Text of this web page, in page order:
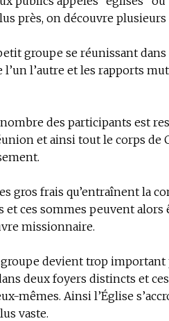
près, on découvre plusieurs
groupe se réunissant
l’un l’autre et les rapports
des participants est
et ainsi tout le corps
gros frais qu’entraînent la
et ces sommes peuvent
missionnaire.
devient trop
deux foyers distincts et
mêmes. Ainsi l’Église
vaste.